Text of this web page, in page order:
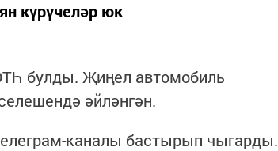
күрүчеләр юк
булды. Җиңел автомобиль
әйләнгән.
каналы бастырып чыгарды.